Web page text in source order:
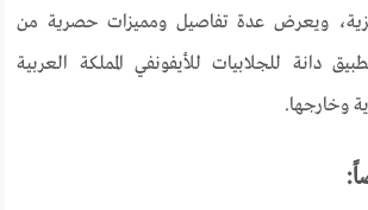
ويعرض عدة تفاصيل ومميزات حصرية من
دانة للجلابيات للأيفونفي المملكة العربية
وخارجها.